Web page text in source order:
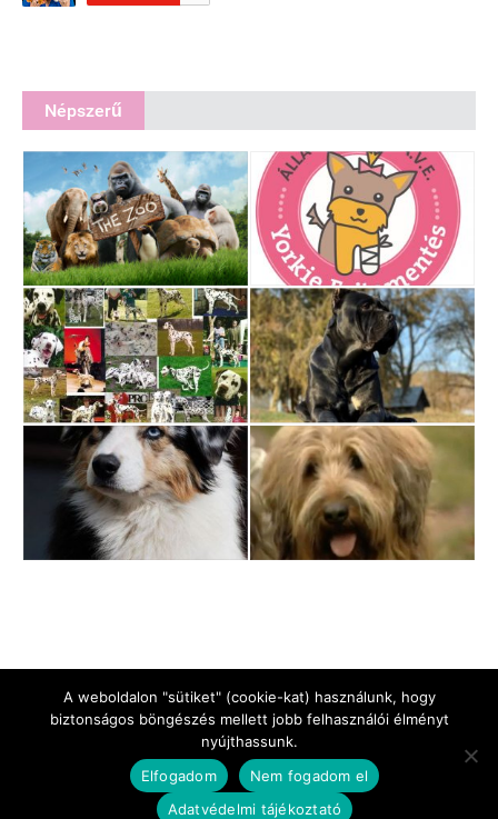
Népszerű
Jogi Nyilatkozat Impresszum
Adatkezelési tájékoztató
A weboldalon "sütiket" (cookie-kat) használunk, hogy
biztonságos böngészés mellett jobb felhasználói élményt
nyújthassunk.
Elfogadom
Nem fogadom el
Adatvédelmi tájékoztató